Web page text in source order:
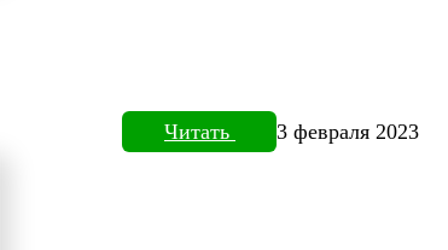
Читать 3 февраля 2023